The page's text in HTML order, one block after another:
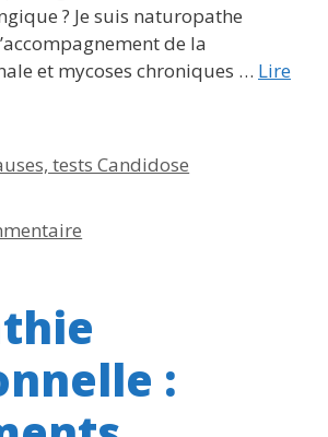
? Je suis naturopathe
de la
et mycoses chroniques … Lire
tests Candidose
: